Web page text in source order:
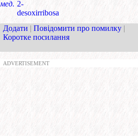
мед. 2-
desoxirribosa
Додати | Повідомити про помилку |
Коротке посилання
ADVERTISEMENT